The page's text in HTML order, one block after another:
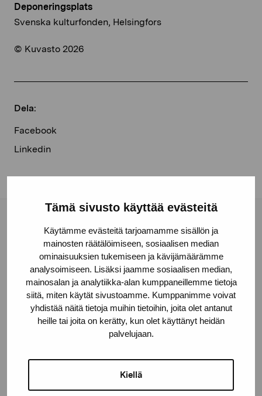
Tämä sivusto käyttää evästeitä
Käytämme evästeitä tarjoamamme sisällön ja
mainosten räätälöimiseen, sosiaalisen median
ominaisuuksien tukemiseen ja kävijämäärämme
analysoimiseen. Lisäksi jaamme sosiaalisen median,
mainosalan ja analytiikka-alan kumppaneillemme tietoja
siitä, miten käytät sivustoamme. Kumppanimme voivat
yhdistää näitä tietoja muihin tietoihin, joita olet antanut
heille tai joita on kerätty, kun olet käyttänyt heidän
palvelujaan.
Kiellä
Deponeringsplats
Svenska kulturfonden, Helsingfors
© Kuvasto 2026
Dela:
Facebook
Linkedin
Stiftelsen Pro Artibus
Gustav Wasas gata 11
10600 Ekenäs
proartibus@proartibus.fi
+358 (0)50 371 6339
Kontakta oss